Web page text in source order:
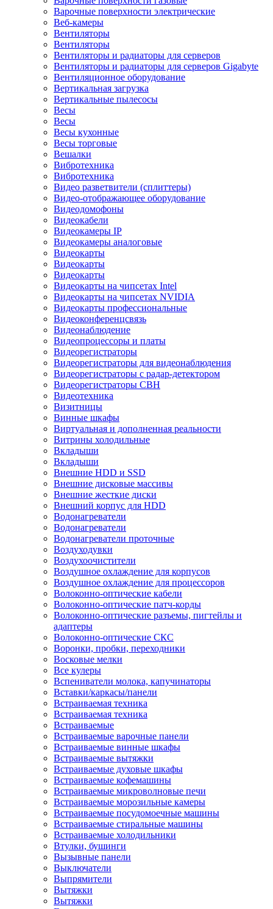
Варочные поверхности электрические
Веб-камеры
Вентиляторы
Вентиляторы
Вентиляторы и радиаторы для серверов
Вентиляторы и радиаторы для серверов Gigabyte
Вентиляционное оборудование
Вертикальная загрузка
Вертикальные пылесосы
Весы
Весы
Весы кухонные
Весы торговые
Вешалки
Вибротехника
Вибротехника
Видео разветвители (сплиттеры)
Видео-отображающее оборудование
Видеодомофоны
Видеокабели
Видеокамеры IP
Видеокамеры аналоговые
Видеокарты
Видеокарты
Видеокарты
Видеокарты на чипсетах Intel
Видеокарты на чипсетах NVIDIA
Видеокарты профессиональные
Видеоконференцсвязь
Видеонаблюдение
Видеопроцессоры и платы
Видеорегистраторы
Видеорегистраторы для видеонаблюдения
Видеорегистраторы с радар-детектором
Видеорегистраторы СВН
Видеотехника
Визитницы
Винные шкафы
Виртуальная и дополненная реальности
Витрины холодильные
Вкладыши
Вкладыши
Внешние HDD и SSD
Внешние дисковые массивы
Внешние жесткие диски
Внешний корпус для HDD
Водонагреватели
Водонагреватели
Водонагреватели проточные
Воздуходувки
Воздухоочистители
Воздушное охлаждение для корпусов
Воздушное охлаждение для процессоров
Волоконно-оптические кабели
Волоконно-оптические патч-корды
Волоконно-оптические разъемы, пигтейлы и
адаптеры
Волоконно-оптические СКС
Воронки, пробки, переходники
Восковые мелки
Все кулеры
Вспениватели молока, капучинаторы
Вставки/каркасы/панели
Встраиваемая техника
Встраиваемая техника
Встраиваемые
Встраиваемые варочные панели
Встраиваемые винные шкафы
Встраиваемые вытяжки
Встраиваемые духовые шкафы
Встраиваемые кофемашины
Встраиваемые микроволновые печи
Встраиваемые морозильные камеры
Встраиваемые посудомоечные машины
Встраиваемые стиральные машины
Встраиваемые холодильники
Втулки, бушинги
Вызывные панели
Выключатели
Выпрямители
Вытяжки
Вытяжки